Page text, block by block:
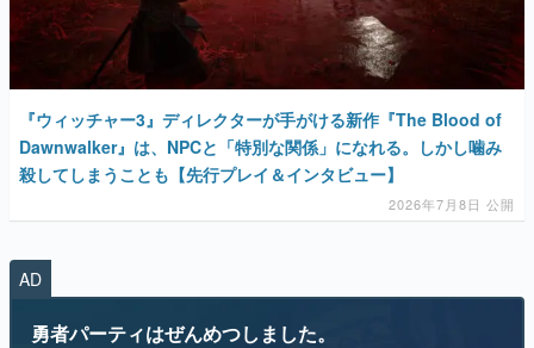
『ウィッチャー3』ディレクターが手がける新作『The Blood of
Dawnwalker』は、NPCと「特別な関係」になれる。しかし噛み
殺してしまうことも【先行プレイ＆インタビュー】
2026年7月8日 公開
AD
勇者パーティはぜんめつしました。